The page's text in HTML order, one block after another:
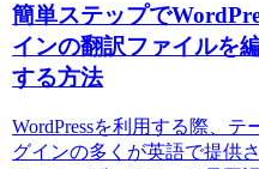
簡単ステップで
インの翻訳ファイルを
する方法
WordPressを利用する際、テ
グインの多くが英語で提供